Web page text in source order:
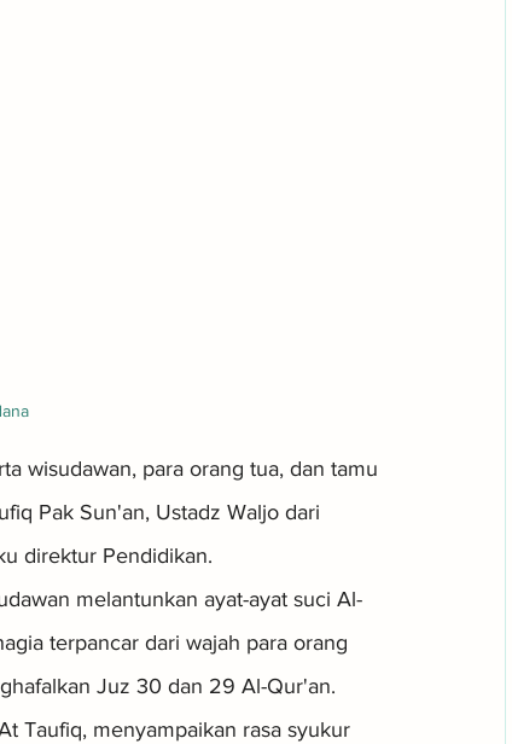
wisudawan, para orang tua, dan tamu
Pak Sun'an, Ustadz Waljo dari
direktur Pendidikan.
melantunkan ayat-ayat suci Al-
terpancar dari wajah para orang
Juz 30 dan 29 Al-Qur'an.
Taufiq, menyampaikan rasa syukur